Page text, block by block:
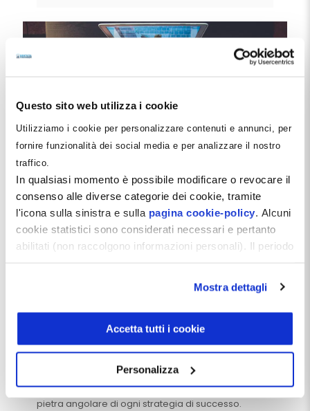
Questo sito web utilizza i cookie
Utilizziamo i cookie per personalizzare contenuti e annunci, per
fornire funzionalità dei social media e per analizzare il nostro
traffico.
In qualsiasi momento è possibile modificare o revocare il
consenso alle diverse categorie dei cookie, tramite
l'icona sulla sinistra e sulla pagina cookie-policy . Alcuni
cookie statistici sono considerati necessari e pertanto
abilitati (non raccolgono informazioni personali). Il periodo
indirizzo:dentistamanager.it/contatti-dentista-
Chiudendo questo banner tramite apposita X in alto a
Mostra dettagli
Accetta tutti i cookie
Personalizza
Marketing Therapy il 6 Dicembre 2023
accesso al marketing digitale. E' un punto di
partenza e non di arrivo. Il sito web è anche la via di
esterno, descrive chi siamo, come facciamo le cose
e parla esattamente al pubblico che noi vogliamo
raggiungere. Dopo decenni di evoluzione
tecnologica ed informativa, il sito web rimane la
pietra angolare di ogni strategia di successo.